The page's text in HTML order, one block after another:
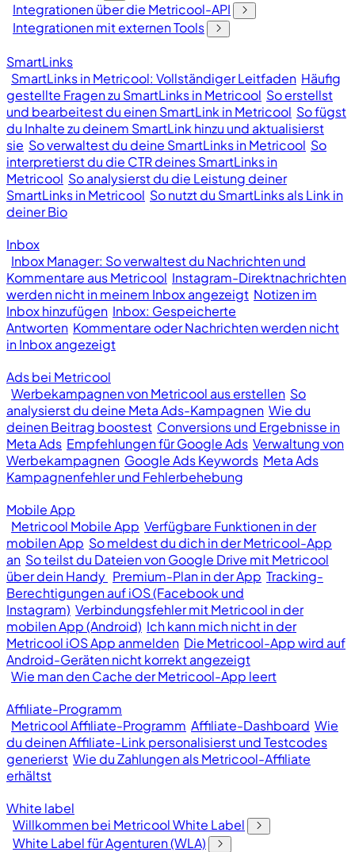
Integrationen über die Metricool-API
Integrationen mit externen Tools
SmartLinks
SmartLinks in Metricool: Vollständiger Leitfaden Häufig
gestellte Fragen zu SmartLinks in Metricool So erstellst
und bearbeitest du einen SmartLink in Metricool So fügst
du Inhalte zu deinem SmartLink hinzu und aktualisierst
sie So verwaltest du deine SmartLinks in Metricool So
interpretierst du die CTR deines SmartLinks in
Metricool So analysierst du die Leistung deiner
SmartLinks in Metricool So nutzt du SmartLinks als Link in
deiner Bio
Inbox
Inbox Manager: So verwaltest du Nachrichten und
Kommentare aus Metricool Instagram-Direktnachrichten
werden nicht in meinem Inbox angezeigt Notizen im
Inbox hinzufügen Inbox: Gespeicherte
Antworten Kommentare oder Nachrichten werden nicht
in Inbox angezeigt
Ads bei Metricool
Werbekampagnen von Metricool aus erstellen So
analysierst du deine Meta Ads-Kampagnen Wie du
deinen Beitrag boostest Conversions und Ergebnisse in
Meta Ads Empfehlungen für Google Ads Verwaltung von
Werbekampagnen Google Ads Keywords Meta Ads
Kampagnenfehler und Fehlerbehebung
Mobile App
Metricool Mobile App Verfügbare Funktionen in der
mobilen App So meldest du dich in der Metricool-App
an So teilst du Dateien von Google Drive mit Metricool
über dein Handy Premium-Plan in der App Tracking-
Berechtigungen auf iOS (Facebook und
Instagram) Verbindungsfehler mit Metricool in der
mobilen App (Android) Ich kann mich nicht in der
Metricool iOS App anmelden Die Metricool-App wird auf
Android-Geräten nicht korrekt angezeigt
Wie man den Cache der Metricool-App leert
Affiliate-Programm
Metricool Affiliate-Programm Affiliate-Dashboard Wie
du deinen Affiliate-Link personalisierst und Testcodes
generierst Wie du Zahlungen als Metricool-Affiliate
erhältst
White label
Willkommen bei Metricool White Label
White Label für Agenturen (WLA)